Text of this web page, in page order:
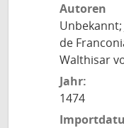
Autoren
de
Walthisar
Jahr:
1474